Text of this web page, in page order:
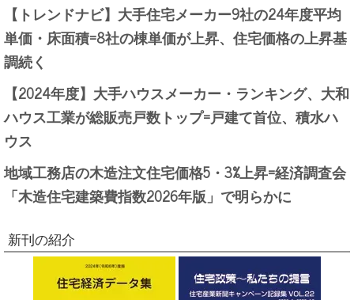
【トレンドナビ】大手住宅メーカー9社の24年度平均
単価・床面積=8社の棟単価が上昇、住宅価格の上昇基
調続く
【2024年度】大手ハウスメーカー・ランキング、大和
ハウス工業が総販売戸数トップ=戸建て首位、積水ハ
ウス
地域工務店の木造注文住宅価格5・3%上昇=経済調査会
「木造住宅建築費指数2026年版」で明らかに
新刊の紹介